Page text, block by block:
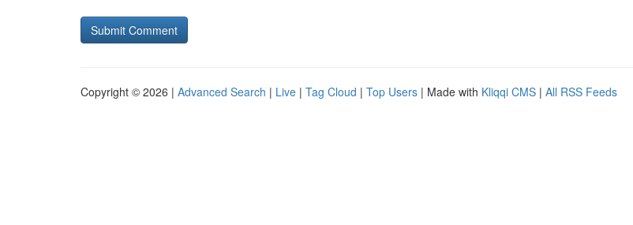
Copyright © 2026 | Advanced Search | Live | Tag Cloud | Top Users | Made with Kliqqi CMS | All RSS Feeds